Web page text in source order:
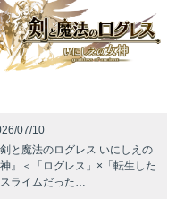
07/10
剣と魔法のログレス いにしえの
』＜「ログレス」×「転生した
スライムだった…